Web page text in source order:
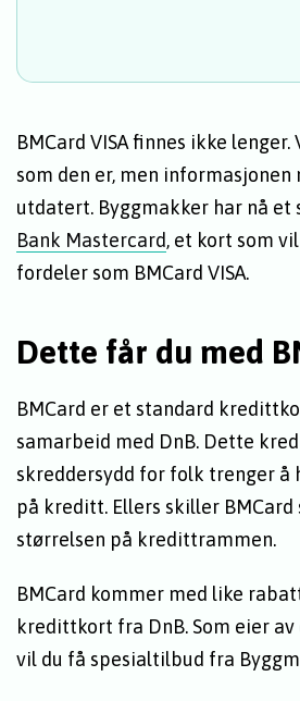
BMCard VISA finnes ikke
som den er, men informasjonen
utdatert. Byggmakker har nå et
Bank Mastercard, et kort som
fordeler som BMCard VISA.
Dette får du med
BMCard er et standard
samarbeid med DnB. Dette
skreddersydd for folk trenger å
på kreditt. Ellers skiller BMCard
størrelsen på kredittrammen.
BMCard kommer med like
kredittkort fra DnB. Som eier
vil du få spesialtilbud fra